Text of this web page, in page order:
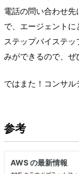
電話の問い合わせ
で、エージェントに
ステップバイステ
みができるので、ぜ
ではまた！コンサル
参考